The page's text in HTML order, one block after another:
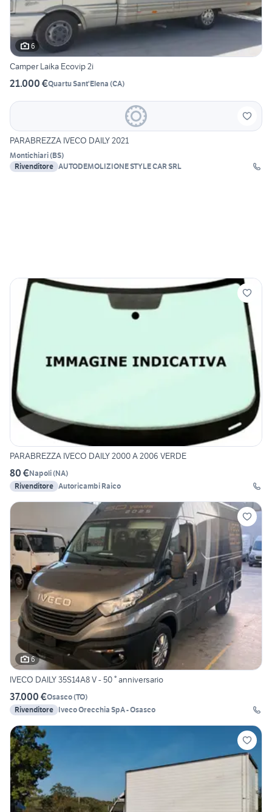
6
Camper Laika Ecovip 2i
21.000 €Quartu Sant'Elena (CA)
PARABREZZA IVECO DAILY 2021
Montichiari(BS)
Rivenditore AUTODEMOLIZIONE STYLE CAR SRL
PARABREZZA IVECO DAILY 2000 A 2006 VERDE
80 €Napoli(NA)
Rivenditore Autoricambi Raico
6
IVECO DAILY 35S14A8 V - 50 ° anniversario
37.000 €Osasco(TO)
Rivenditore Iveco Orecchia SpA - Osasco